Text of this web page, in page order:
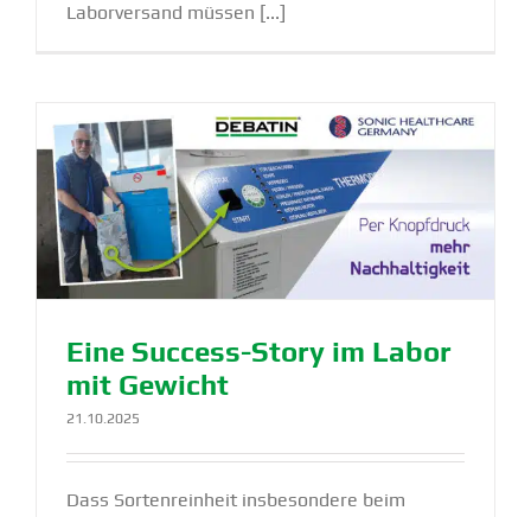
Laborversand müssen [...]
Eine Success-Story im Labor
mit Gewicht
21.10.2025
Dass Sortenreinheit insbesondere beim